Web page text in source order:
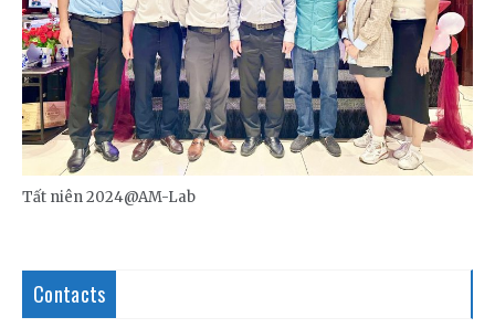
Tất niên 2024@AM-Lab
Contacts